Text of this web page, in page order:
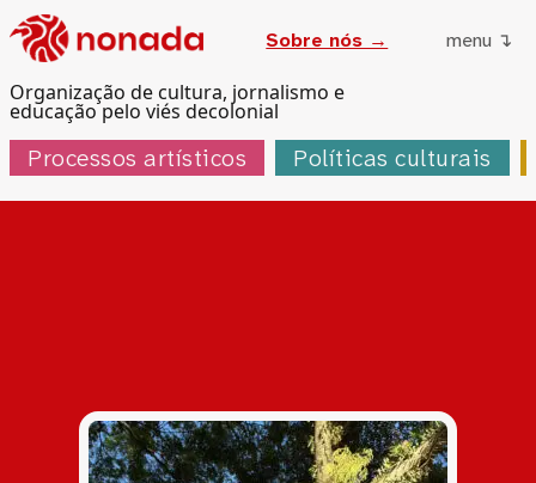
Organização de cultura, jornalismo e
educação pelo viés decolonial
Sobre nós → menu ↴
Processos artísticos Políticas culturais